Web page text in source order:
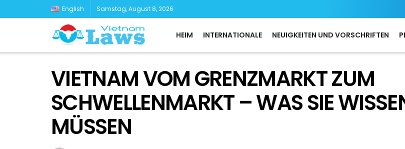
English Samstag, August 8, 2026
HEIM INTERNATIONALE NEUIGKEITEN UND VORSCHRIFTEN
VIETNAM VOM GRENZMARKT ZUM
SCHWELLENMARKT – WAS SIE
MÜSSEN